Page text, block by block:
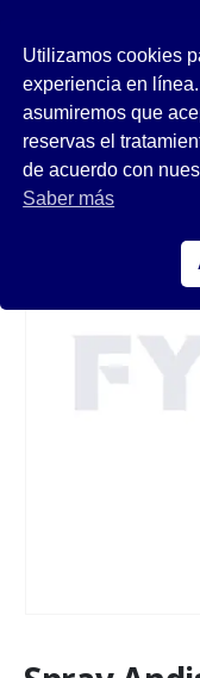
Utilizamos cookies
experiencia en
asumiremos que
reservas el
de acuerdo con
Saber más